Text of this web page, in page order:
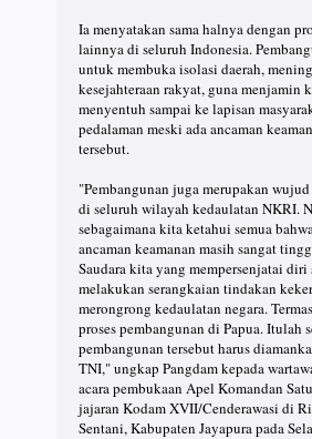
Ia menyatakan sama halnya dengan
lainnya di seluruh Indonesia.
untuk membuka isolasi daerah,
kesejahteraan rakyat, guna menjamin
menyentuh sampai ke lapisan
pedalaman meski ada ancaman
tersebut.
"Pembangunan juga merupakan
di seluruh wilayah kedaulatan NKRI.
sebagaimana kita ketahui semua
ancaman keamanan masih sangat
Saudara kita yang mempersenjatai diri
melakukan serangkaian tindakan
merongrong kedaulatan negara.
proses pembangunan di Papua. Itulah
pembangunan tersebut harus
TNI," ungkap Pangdam kepada
acara pembukaan Apel Komandan
jajaran Kodam XVII/Cenderawasi di
Sentani, Kabupaten Jayapura pada